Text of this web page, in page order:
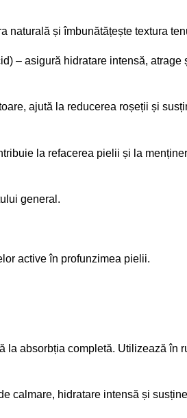
naturală și îmbunătățește textura
– asigură hidratare intensă, atrage
ajută la reducerea roșeții și
la refacerea pielii și la
general.
active în profunzimea pielii.
la absorbția completă. Utilizează în
calmare, hidratare intensă și